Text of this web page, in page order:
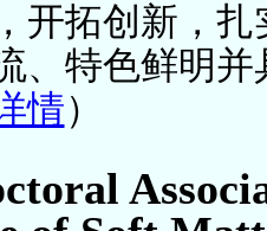
开拓创新，
、特色鲜明
情）